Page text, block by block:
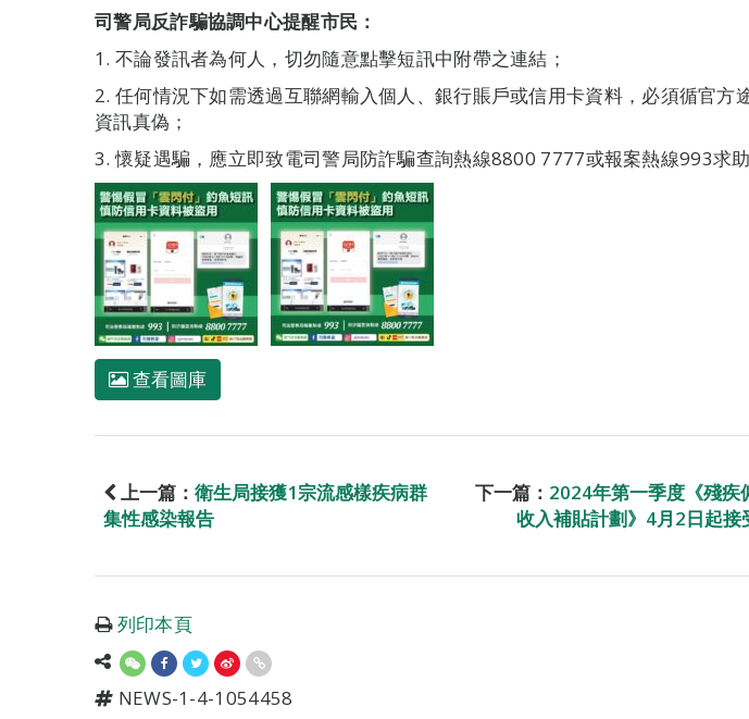
司警局反詐騙協調中心提醒市民：
1. 不論發訊者為何人，切勿隨意點擊短訊中附帶之連結；
2. 任何情況下如需透過互聯網輸入個人、銀行賬戶或信用卡資料，必須循官方
資訊真偽；
3. 懷疑遇騙，應立即致電司警局防詐騙查詢熱線8800 7777或報案熱線993求助
查看圖庫
上一篇： 衛生局接獲1宗流感樣疾病群
集性感染報告
下一篇： 2024年第一季度《殘疾
收入補貼計劃》4月2日起接
列印本頁
NEWS-1-4-1054458